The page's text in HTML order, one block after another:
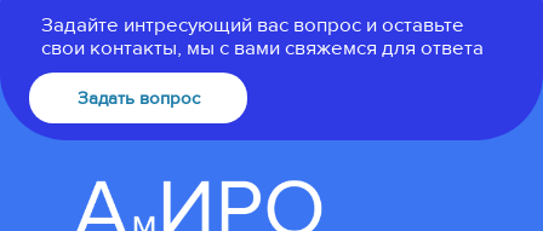
Задайте интресующий вас вопрос и оставьте
свои контакты, мы с вами свяжемся для ответа
Задать вопрос